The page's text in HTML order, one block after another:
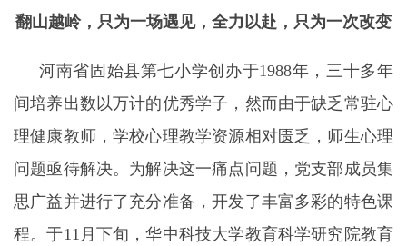
翻山越岭， 只为一场遇见，全力以赴 ， 只为一次改变
河南省固始县第七小学创办于1988年，三十多年
间培养出数以万计的优秀学子，然而由于缺乏常驻心
理健康教师，学校心理教学资源相对匮乏，师生心理
问题亟待解决。为解决这一痛点问题，党支部成员集
思广益并进行了充分准备，开发了丰富多彩的特色课
程。于11 月下旬，华中科技大学教育科学研究院教育